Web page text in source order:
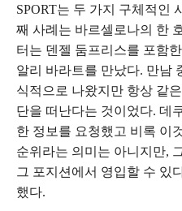
SPORT는 두 가지 구체적인
째 사례는 바르셀로나의 한
터는 덴젤 둠프리스를 포함
알리 바라트를 만났다. 만남
식적으로 나왔지만 항상 같
단을 떠난다는 것이었다. 데
한 정보를 요청했고 비록 이
순위라는 의미는 아니지만,
그 포지션에서 영입할 수 있
했다.